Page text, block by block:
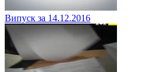
Випуск за 14.12.2016